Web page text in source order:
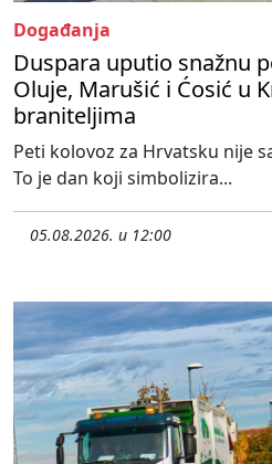
Događanja
Duspara uputio snažnu
Oluje, Marušić i Ćosić u
braniteljima
Peti kolovoz za Hrvatsku nije
To je dan koji simbolizira...
05.08.2026. u 12:00